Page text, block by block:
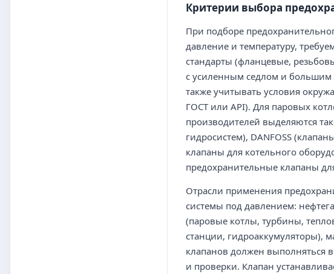
Критерии выбора
При подборе
давление и температуру,
стандарты (фланцевые,
с усиленным седлом и большим
также учитывать условия
ГОСТ или API). Для паровых
производителей выделяются
гидросистем), DANFOSS
клапаны для котельного
предохранительные клапаны
Отрасли применения
системы под давлением:
(паровые котлы, турбины,
станции, гидроаккумуляторы),
клапанов должен выполняться
и проверки. Клапан